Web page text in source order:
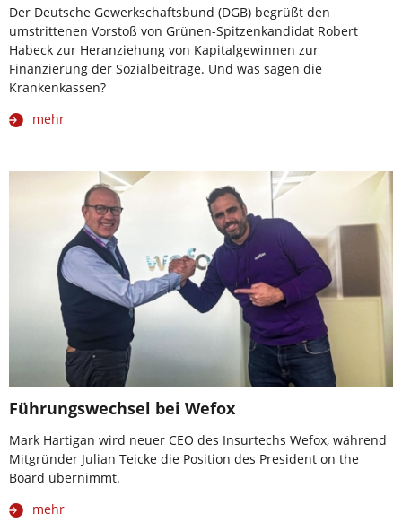
Der Deutsche Gewerkschaftsbund (DGB) begrüßt den
umstrittenen Vorstoß von Grünen-Spitzenkandidat Robert
Habeck zur Heranziehung von Kapitalgewinnen zur
Finanzierung der Sozialbeiträge. Und was sagen die
Krankenkassen?
mehr
Führungswechsel bei Wefox
Mark Hartigan wird neuer CEO des Insurtechs Wefox, während
Mitgründer Julian Teicke die Position des President on the
Board übernimmt.
mehr